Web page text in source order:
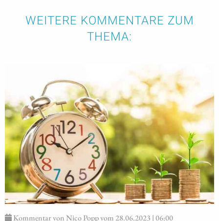
WEITERE KOMMENTARE ZUM
THEMA:
Kommentar von Nico Popp vom 28.06.2023 | 06:00